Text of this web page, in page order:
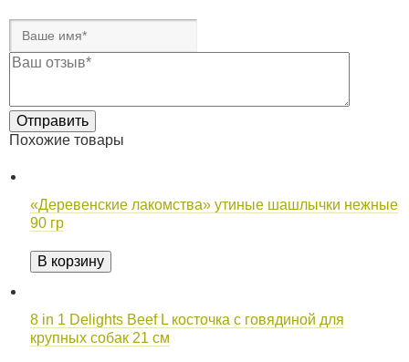
Похожие товары
«Деревенские лакомства» утиные шашлычки нежные
90 гр
В корзину
8 in 1 Delights Beef L косточка с говядиной для
крупных собак 21 см